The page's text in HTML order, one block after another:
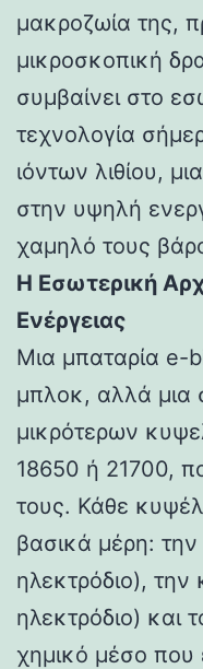
μακροζωία της,
μικροσκοπική
συμβαίνει στο
τεχνολογία
ιόντων λιθίου,
στην υψηλή
χαμηλό τους
Η Εσωτερική
Ενέργειας
Μια μπαταρία e-
μπλοκ, αλλά μια
μικρότερων
18650 ή 21700,
τους. Κάθε
βασικά μέρη:
ηλεκτρόδιο), την
ηλεκτρόδιο) και
χημικό μέσο που